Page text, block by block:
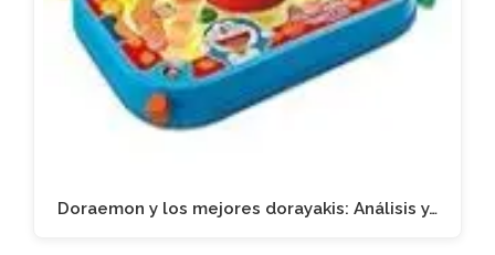
Doraemon y los mejores dorayakis: Análisis y…